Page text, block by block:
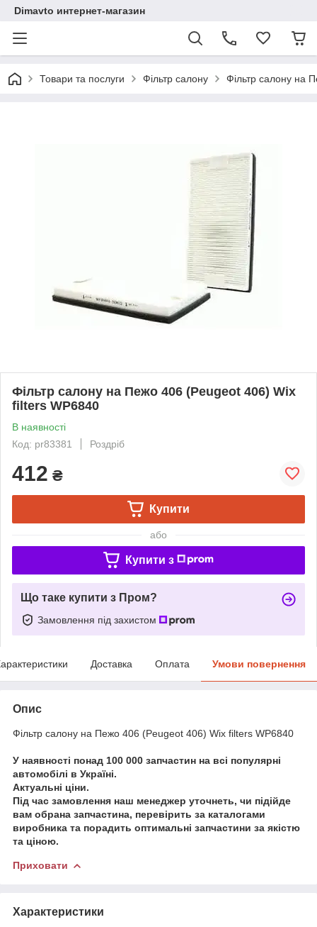
Dimavto интернет-магазин
Товари та послуги Фільтр салону Фільтр салону на
Фільтр салону на Пежо 406 (Peugeot 406) Wix
filters WP6840
В наявності
Код: pr83381
Роздріб
412 ₴
Купити
або
Купити з
Що таке купити з Пром?
Замовлення під захистом
Доставка Оплата Умови повернення
Опис
Фільтр салону на Пежо 406 (Peugeot 406) Wix filters WP6840
У наявності понад 100 000 запчастин на всі популярні
автомобілі в Україні.
Актуальні ціни.
Під час замовлення наш менеджер уточнеть, чи підійде
вам обрана запчастина, перевірить за каталогами
виробника та порадить оптимальні запчастини за якістю
та ціною.
Приховати
Характеристики